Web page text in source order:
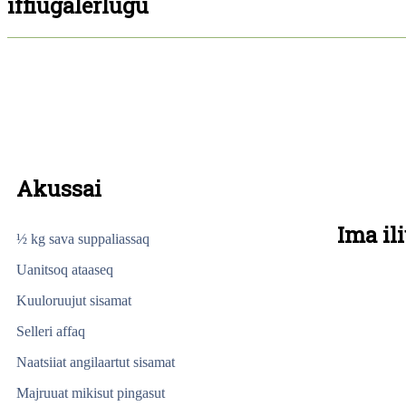
Akussai
½ kg sava suppaliassaq
Uanitsoq ataaseq
Kuuloruujut sisamat
Selleri affaq
Naatsiiat angilaartut sisamat
Majruuat mikisut pingasut
Ima